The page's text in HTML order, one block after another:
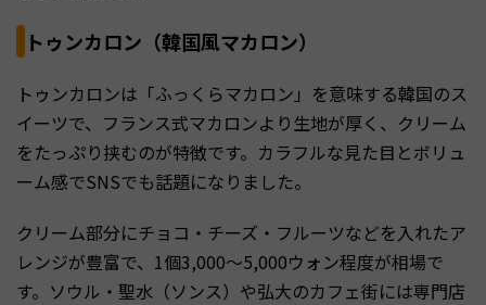
トゥンカロン（韓国風マカロン）
トゥンカロンは「ふっくらマカロン」を意味する韓国のス
イーツで、フランス式マカロンより生地が厚く、クリーム
をたっぷり挟むのが特徴です。カラフルな見た目とボリュ
ーム感でSNSでも話題になりました。
クリーム部分にチョコ・チーズ・フルーツなどを入れたア
レンジが豊富で、1個3,000〜5,000ウォン程度が相場で
す。ソウル・聖水（ソンス）や弘大のカフェ街には専門店